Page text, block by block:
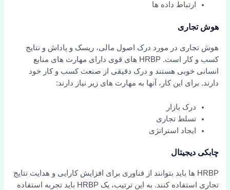
ارتباط داده ها
هوش تجاری
هوش تجاری در مورد درک اصول مالی، ریسک و پاداش و نتایج
کسب و کار است. HRBP های قوی دارای مهارت های منابع
انسانی خوبی هستند و درک دقیقی از صنعت کسب و کار خود
دارند. برای این کار، آنها به مهارت های زیر نیاز دارند:
درک بازار
تسلط تجاری
ایجاد استراتژی
چابکی دیجیتال
HRBP ها باید بتوانند از فناوری برای افزایش کارایی و هدایت نتایج
تجاری استفاده کنند. به این ترتیب، یک HRBP باید تجربه استفاده